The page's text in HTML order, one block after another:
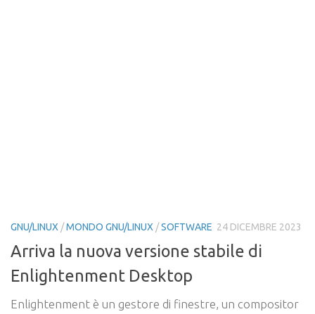
GNU/LINUX /MONDO GNU/LINUX /SOFTWARE 24 DICEMBRE 2023
Arriva la nuova versione stabile di
Enlightenment Desktop
Enlightenment è un gestore di finestre, un compositor